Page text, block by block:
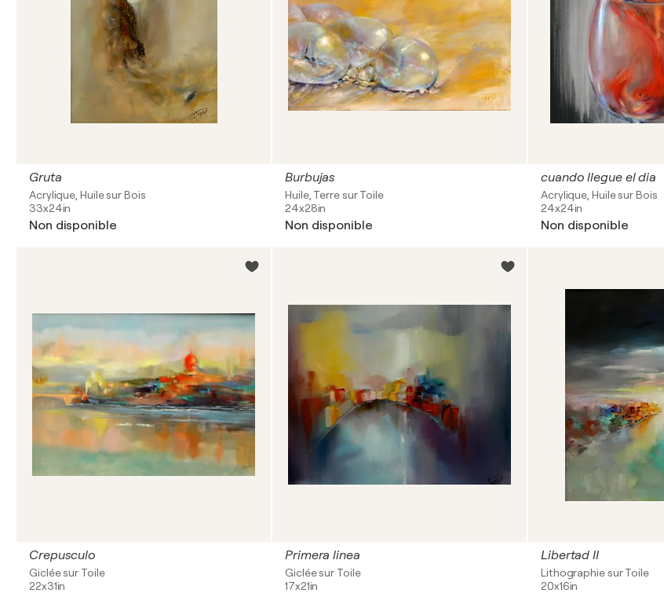
Gruta
Acrylique, Huile sur Bois
33x24in
Non disponible
Burbujas
Huile, Terre sur Toile
24x28in
Non disponible
cuando llegue el dia
Acrylique, Huile sur Bois
24x24in
Non disponible
Crepusculo
Giclée sur Toile
22x31in
Primera linea
Giclée sur Toile
17x21in
Libertad II
Lithographie sur Toile
20x16in